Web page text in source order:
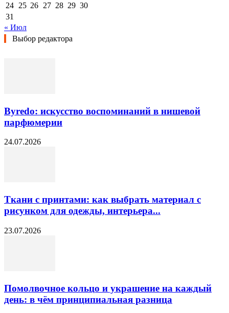
24 25 26 27 28 29 30
31
« Июл
Выбор редактора
Byredo: искусство воспоминаний в нишевой
парфюмерии
24.07.2026
Ткани с принтами: как выбрать материал с
рисунком для одежды, интерьера...
23.07.2026
Помолвочное кольцо и украшение на каждый
день: в чём принципиальная разница